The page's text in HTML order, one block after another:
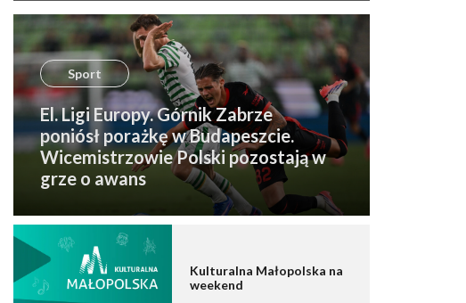
Sport
El. Ligi Europy. Górnik Zabrze
poniósł porażkę w Budapeszcie.
Wicemistrzowie Polski pozostają w
grze o awans
Kulturalna Małopolska na
weekend